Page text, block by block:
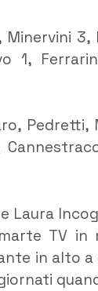
3,
1,
Pedretti,
TV in
in alto